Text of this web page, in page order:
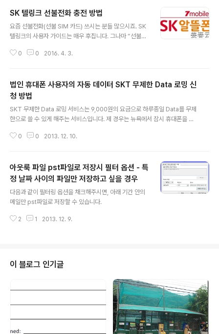
SK 텔링크 선불전화 충전 방법
요즘 선불전화(선불 SIM 카드) 쓰시는 분들 많으시죠. SK
텔링크의 사용자 가이드는 매우 후집니다. 그나마 “선불전
의 가이드였던것 같습니다. 하여 제가 했던 방법을 공유하
2 → 2 → 신용카드번호* → 주민등록번호 앞 6자리 →
카드비밀번호 앞 2자리 → 유효기간(MMYY) → 충전희망
액수 입력 (단위:만원): 1,2,3,5 위의 방법은 SK텔링크의
정책에 따라 순서가 다르게 바뀔 수 있습니다. - 끝 -
0 0 2016. 4. 3.
법인 휴대폰 사용자의 자동 데이터 SKT 무제한 Data 로밍 신
청 방법
SKT 무제한 Data 로밍 서비스는 9,000원의 요금으로 하루종일 Data를 무제
한으로 쓸 수 있게 해주는 서비스입니다. 제 경우는 뉴욕에서 잠시 휴대폰을 켜
센터에 전화를 걸었더니 다음의 절차를 통해 SKT를 통해 하루 9,000원의 요
※ 모든 상담사와의 대화내용은 녹음되어 저장됩니다. 이렇게 준비를 하셨다면
전화를 거셔서 무제한 Data 로밍 서비스를 신청하세요. 이렇게 하시면 전세계
110개국에서 인터넷을 하루 9000원에 무제한으로 쓰실 수 있다고 합..
0 0 2013. 12. 10.
아웃룩 파일 pst파일로 저장시 필터 옵션 - 특
정 날짜 사이의 파일만 저장하고 싶을 경우
다음과 같이 필터링 옵션을 채크해주시면, 아래 기간 안의
메일만 pst파일로 저장할 수 있습니다.
2 1 2013. 12. 9.
이 블로그 인기글